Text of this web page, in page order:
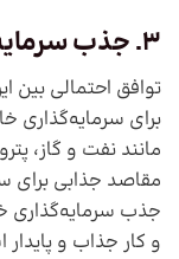
3. جذب سرمایه‌گذاری خارجی
توافق احتمالی بین
برای سرمایه‌گذاری
مانند نفت و گاز،
مقاصد جذابی برای
جذب سرمایه‌گذاری
و کار جذاب و